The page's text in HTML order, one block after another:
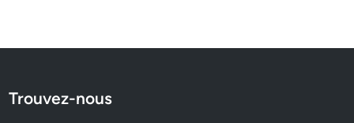
Trouvez-nous